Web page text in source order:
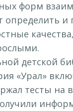
форм
и
детской
«Урал»
тесты